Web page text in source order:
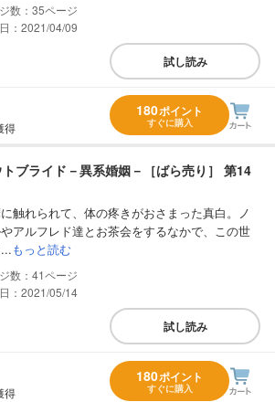
35
：2021/04/09
試し読み
得
180ポイント
すぐに購入
トブライド－異系婚姻－［ばら売り］ 第14
触れられて、体の疼きがおさまった真白。ノ
アルフレド達とお茶会をするなかで、この世
もっと読む
41
：2021/05/14
試し読み
得
180ポイント
すぐに購入